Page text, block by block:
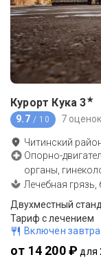
Курорт Кука 3★
9.7 / 10 7 оценок
Читинский
Опорно-
органы,
Лечебная
Двухместный
Тариф с лечением
Включен
от 14 200 ₽ для